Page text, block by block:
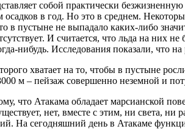
собой практически
в год. Но это в среднем.
в пустыне не выпадало каких-либо
И считается, что льда на них
нибудь. Исследования показали, что
хватает на то, чтобы в пустыне
м – пейзаж совершенно неземной и
что Атакама обладает марсианской
нет, вместе с этим, ни света,
На сегодняшний день в Атакаме